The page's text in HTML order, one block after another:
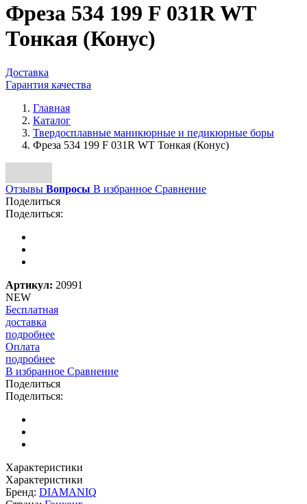
Фреза 534 199 F 031R WT
Тонкая (Конус)
Доставка
Гарантия качества
Главная
Каталог
Твердосплавные маникюрные и педикюрные боры
Фреза 534 199 F 031R WT Тонкая (Конус)
Отзывы Вопросы В избранное Сравнение
Поделиться
Поделиться:
Артикул: 20991
NEW
Бесплатная
доставка
подробнее
Оплата
подробнее
В избранное Сравнение
Поделиться
Поделиться:
Характеристики
Характеристики
Бренд: DIAMANIQ